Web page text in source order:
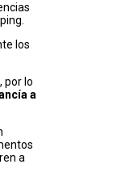
los
, por lo
a
a